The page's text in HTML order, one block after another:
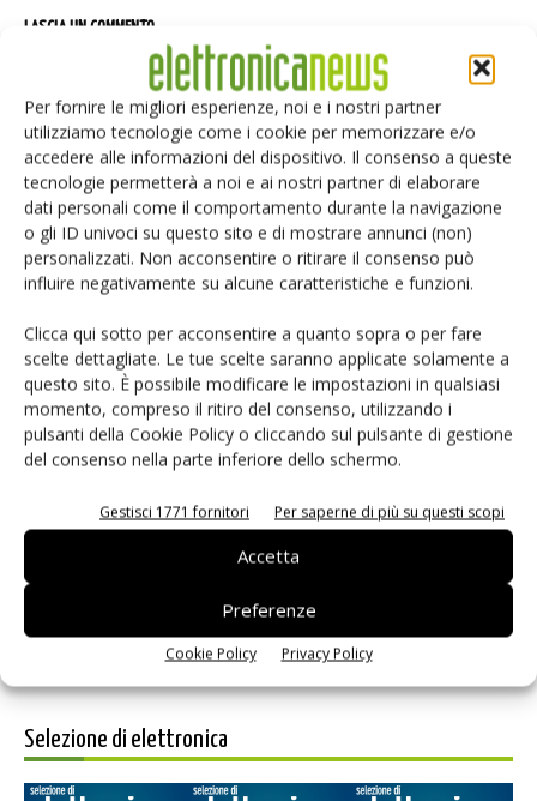
Per fornire le migliori esperienze, noi e i nostri partner
utilizziamo tecnologie come i cookie per memorizzare e/o
accedere alle informazioni del dispositivo. Il consenso a queste
tecnologie permetterà a noi e ai nostri partner di elaborare
dati personali come il comportamento durante la navigazione
o gli ID univoci su questo sito e di mostrare annunci (non)
personalizzati. Non acconsentire o ritirare il consenso può
influire negativamente su alcune caratteristiche e funzioni.
Clicca qui sotto per acconsentire a quanto sopra o per fare
scelte dettagliate. Le tue scelte saranno applicate solamente a
questo sito. È possibile modificare le impostazioni in qualsiasi
momento, compreso il ritiro del consenso, utilizzando i
pulsanti della Cookie Policy o cliccando sul pulsante di gestione
del consenso nella parte inferiore dello schermo.
Gestisci 1771 fornitori Per saperne di più su questi scopi
Accetta
Preferenze
Cookie Policy Privacy Policy
LASCIA UN COMMENTO
prossimi commenti.
Selezione di elettronica